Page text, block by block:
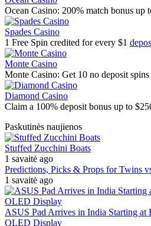
Ocean Casino: 200% match bonus up
Spades Casino
1 Free Spin credited for every $1
Monte Casino
Monte Casino: Get 10 no deposit
Diamond Casino
Claim a 100% deposit bonus up to
Paskutinės naujienos
Stuffed Zucchini Boats
1 savaitė ago
Predictions, Picks & Props for Twins
1 savaitė ago
ASUS Pad Arrives in India Starting at
OLED Display